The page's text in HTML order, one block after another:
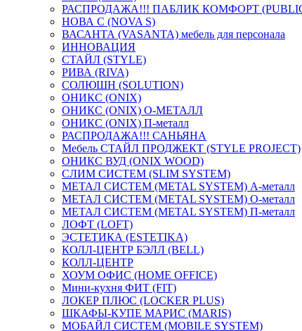
РАСПРОДАЖА!!! ПАБЛИК КОМФОРТ (PUBLIC
НОВА С (NOVA S)
ВАСАНТА (VASANTA) мебель для персонала
ИННОВАЦИЯ
СТАЙЛ (STYLE)
РИВА (RIVA)
СОЛЮШН (SOLUTION)
ОНИКС (ONIX)
ОНИКС (ONIX) O-МЕТАЛЛ
ОНИКС (ONIX) П-металл
РАСПРОДАЖА!!! САНЬЯНА
Мебель СТАЙЛ ПРОДЖЕКТ (STYLE PROJECT)
ОНИКС ВУД (ONIX WOOD)
СЛИМ СИСТЕМ (SLIM SYSTEM)
МЕТАЛ СИСТЕМ (METAL SYSTEM) А-металл
МЕТАЛ СИСТЕМ (METAL SYSTEM) О-металл
МЕТАЛ СИСТЕМ (METAL SYSTEM) П-металл
ЛОФТ (LOFT)
ЭСТЕТИКА (ESTETIKA)
КОЛЛ-ЦЕНТР БЭЛЛ (BELL)
КОЛЛ-ЦЕНТР
ХОУМ ОФИС (HOME OFFICE)
Мини-кухня ФИТ (FIT)
ЛОКЕР ПЛЮС (LOCKER PLUS)
ШКАФЫ-КУПЕ МАРИС (MARIS)
МОБАЙЛ СИСТЕМ (MOBILE SYSTEM)